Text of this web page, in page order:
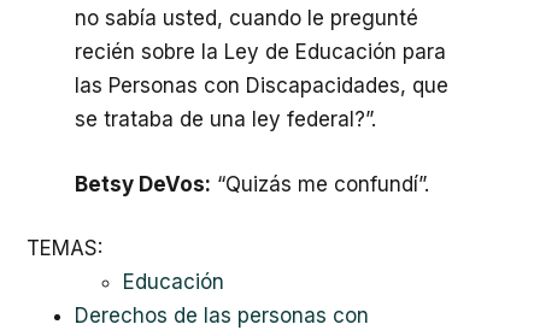
no sabía usted, cuando le pregunté
recién sobre la Ley de Educación para
las Personas con Discapacidades, que
se trataba de una ley federal?”.
Betsy DeVos: “Quizás me confundí”.
TEMAS:
Educación
Derechos de las personas con